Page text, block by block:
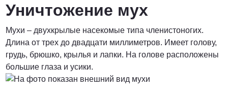
от 5900 руб.
ПОЗВОНИТЬ
Уничтожение мух
Мухи – двухкрылые насекомые типа членистоногих.
Длина от трех до двадцати миллиметров. Имеет голову,
грудь, брюшко, крылья и лапки. На голове расположены
большие глаза и усики.